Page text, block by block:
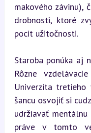
makového závinu),
drobnosti, ktoré
pocit užitočnosti.
Staroba ponúka aj
Rôzne
Univerzita
šancu osvojiť si
udržiavať mentálnu
práve v tomto